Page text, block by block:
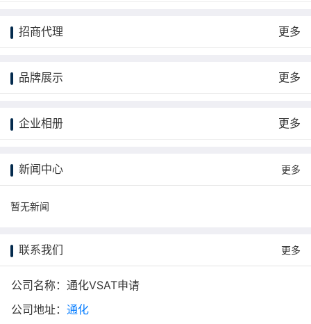
招商代理 更多
品牌展示 更多
企业相册 更多
新闻中心 更多
暂无新闻
联系我们 更多
公司名称：通化VSAT申请
公司地址： 通化